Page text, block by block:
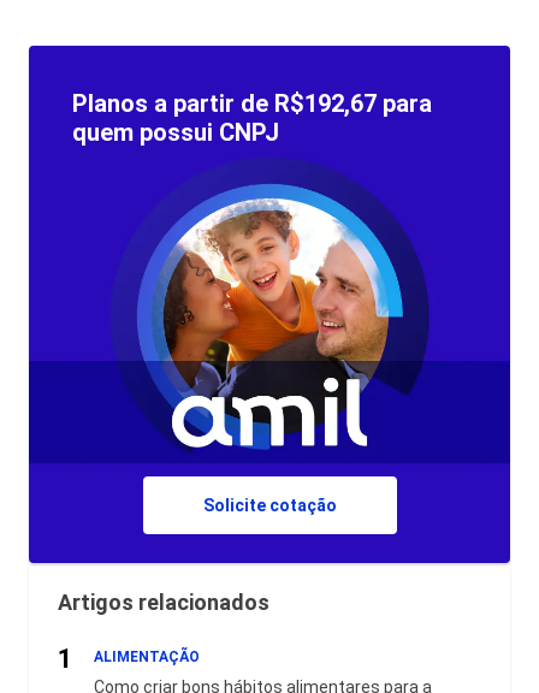
Planos a partir de R$192,67 para
quem possui CNPJ
Solicite cotação
Artigos relacionados
1 ALIMENTAÇÃO
Como criar bons hábitos alimentares para a